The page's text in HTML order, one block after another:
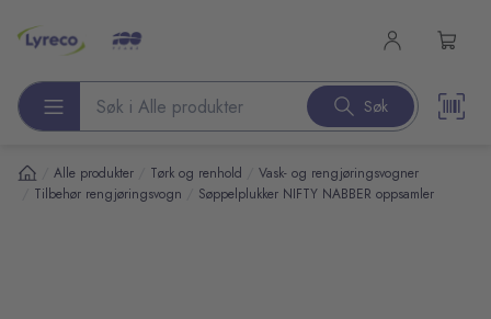
Søk etter produkter Søk
Alle produkter Tørk og renhold Vask- og rengjøringsvogner
Tilbehør rengjøringsvogn Søppelplukker NIFTY NABBER oppsamler